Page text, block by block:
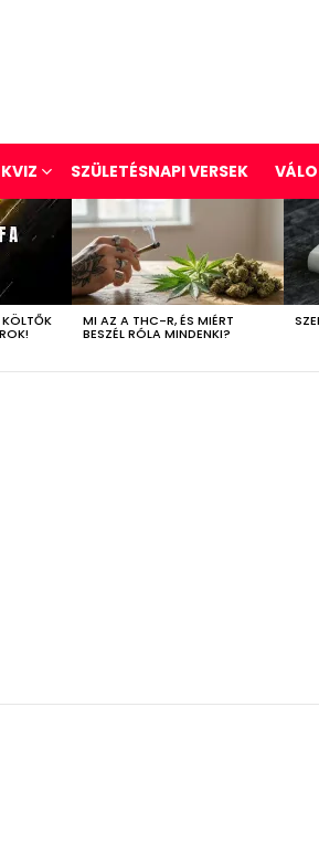
KVIZ SZÜLETÉSNAPI VERSEK
MI AZ A THC-R, ÉS MIÉRT
BESZÉL RÓLA MINDENKI?